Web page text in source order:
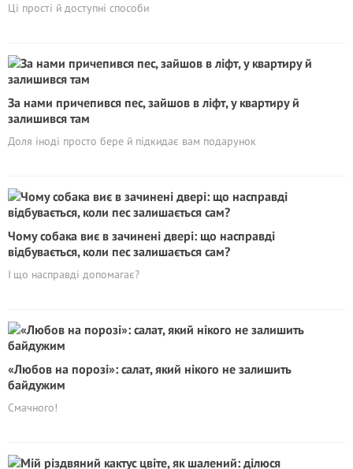
Ці прості й доступні способи
За нами причепився пес, зайшов в ліфт, у квартиру й
залишився там
Доля іноді просто бере й підкидає вам подарунок
Чому собака виє в зачинені двері: що насправді
відбувається, коли пес залишається сам?
І що насправді допомагає?
«Любов на порозі»: салат, який нікого не залишить
байдужим
Смачного!